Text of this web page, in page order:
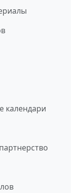
календари